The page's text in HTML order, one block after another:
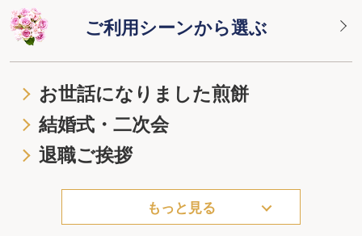
ご利用シーンから選ぶ
お世話になりました煎餅
結婚式・二次会
退職ご挨拶
もっと見る